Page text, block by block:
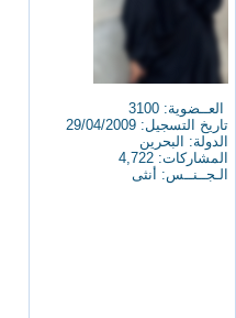
العــضوية: 3100
تاريخ التسجيل: 29/04/2009
الدولة: البحرين
المشاركات: 4,722
الـجــنــس: أنثى